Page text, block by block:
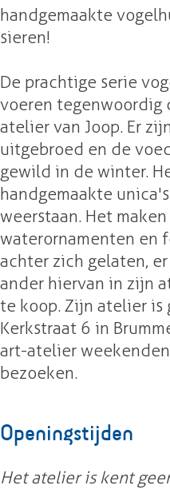
n
d
l
n
n
U
e
n
handgemaakte
sieren!
De prachtige serie
voeren tegenwoordig
atelier van Joop. Er
uitgebroed en de
gewild in de winter.
handgemaakte
weerstaan. Het
waterornamenten en
achter zich gelaten,
ander hiervan in zijn
te koop. Zijn atelier is
Kerkstraat 6 in
art-atelier
bezoeken.
Openingstijden
Het atelier is kent